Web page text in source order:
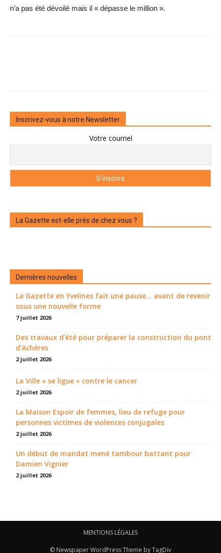
n’a pas été dévoilé mais il « dépasse le million ».
Inscrivez-vous à notre Newsletter
Votre courriel
La Gazette est-elle près de chez vous ?
Dernières nouvelles
La Gazette en Yvelines fait une pause... avant de revenir
sous une nouvelle forme
7 juillet 2026
Des travaux d’été pour préparer la construction du pont
d’Achères
2 juillet 2026
La Ville « se ligue » contre le cancer
2 juillet 2026
La Maison Espoir de femmes, lieu de refuge pour
personnes victimes de violences conjugales
2 juillet 2026
Un début de mandat mené tambour battant pour
Damien Vignier
2 juillet 2026
MENTIONS LÉGALES
© Newspaper WordPress Theme by TagDiv